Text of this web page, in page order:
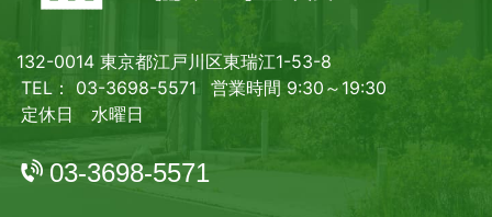
132-0014 東京都江戸川区東瑞江1-53-8
TEL： 03-3698-5571
営業時間 9:30～19:30
定休日 水曜日
03-3698-5571